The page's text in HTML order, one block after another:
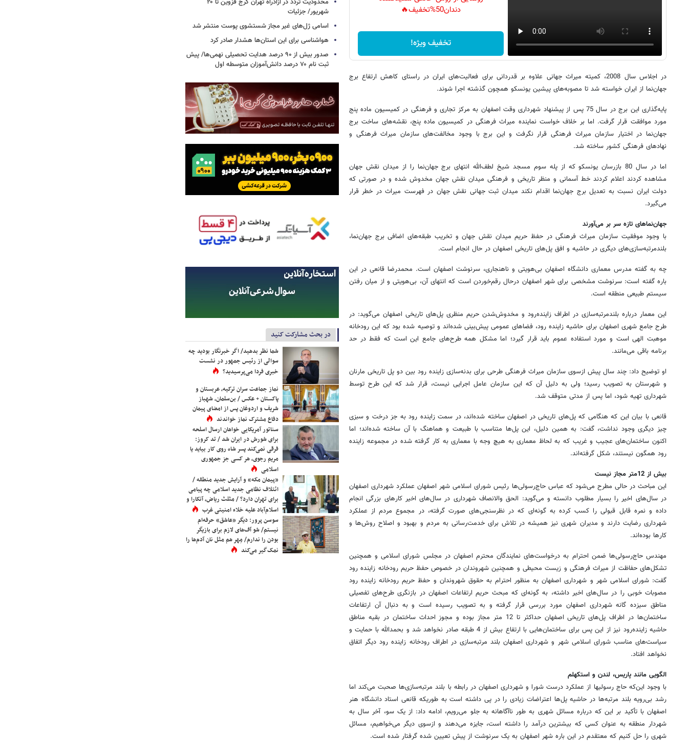
دندان50%تخفیف🔥
تخفیف ویژه!
در اجلاس سال 2008، کمیته‌ میراث جهانی علاوه بر قدردانی برای فعالیت‌های ایران در راستای کاهش ارتفاع برج
جهان‌نما از ایران خواسته شد تا مصوبه‌های پیشین یونسکو همچون گذشته اجرا شوند.
پایه‌گذاری این برج در سال 75 پس از پیشنهاد شهرداری وقت اصفهان به مرکز تجاری و فرهنگی در کمیسیون ماده پنج
مورد موافقت قرار گرفت. اما بر خلاف خواست نماینده میراث فرهنگی در کمیسیون ماده پنج، نقشه‌های ساخت برج
جهان‌نما در اختیار سازمان میراث فرهنگی قرار نگرفت و این برج با وجود مخالفت‌های سازمان میراث فرهنگی و
نهادهای فرهنگی کشور ساخته شد.
اما در سال 80 بازرسان یونسکو که از پله سوم مسجد شیخ لطف‌الله انتهای برج جهان‌نما را از میدان نقش جهان
مشاهده کردند اعلام کردند خط آسمانی و منظر تاریخی و فرهنگی میدان نقش جهان مخدوش شده و در صورتی که
دولت ایران نسبت به تعدیل برج جهان‌نما اقدام نکند میدان ثبت جهانی نقش جهان در فهرست میراث در خطر قرار
می‌گیرد.
جهان‌نماهای تازه سر بر می‌آورند
با وجود موفقیت سازمان میراث فرهنگی در حفظ حریم میدان نقش جهان و تخریب طبقه‌های اضافی برج جهان‌نما،
بلندمرتبه‌سازی‌های دیگری در حاشیه و افق پل‌های تاریخی اصفهان در حال انجام است.
چه به گفته مدرس معماری دانشگاه اصفهان بی‌هویتی و ناهنجاری، سرنوشت اصفهان است. محمدرضا قانعی در این
باره گفته است: سرنوشت مشخصی برای شهر اصفهان درحال رقم‌خوردن است که انتهای آن، بی‌هویتی و از میان رفتن
سیستم طبیعی منطقه است.
این معمار درباره بلندمرتبه‌سازی در اطراف زاینده‌رود و مخدوش‌شدن حریم منظری پل‌های تاریخی اصفهان می‌گوید: در
طرح جامع شهری اصفهان برای حاشیه زاینده رود، فضاهای عمومی پیش‌بینی شده‌اند و توصیه شده بود که این رودخانه
موهبت الهی است و مورد استفاده عموم باید قرار گیرد؛ اما مشکل همه طرح‌های جامع این است که فقط در حد
برنامه باقی می‌مانند.
او توضیح داد: چند سال پیش ازسوی سازمان میراث فرهنگی طرحی برای بدنه‌سازی زاینده رود بین دو پل تاریخی مارنان
و شهرستان به تصویب رسید؛ ولی به دلیل آن که این سازمان عامل اجرایی نیست، قرار شد که این طرح توسط
شهرداری تهیه شود، اما پس از مدتی متوقف شد.
قانعی با بیان این که هنگامی که پل‌های تاریخی در اصفهان ساخته شده‌اند، در سمت زاینده رود به جز درخت و سبزی
چیز دیگری وجود نداشت، گفت: به همین دلیل، این پل‌ها متناسب با طبیعت و هماهنگ با آن ساخته شده‌اند؛ اما
اکنون ساختمان‌های عجیب و غریب که به لحاظ معماری به هیچ وجه با معماری به کار گرفته شده در مجموعه زاینده
رود همگون نیستند، شکل گرفته‌اند.
بیش از 12متر مجاز نیست
این مباحث در حالی مطرح می‌شود که عباس حاج‌رسولی‌ها رئیس شورای اسلامی شهر اصفهان عملکرد شهرداری اصفهان
در سال‌های اخیر را بسیار مطلوب دانسته و می‌گوید: الحق والانصاف شهرداری در سال‌های اخیر کارهای بزرگی انجام
داده و نمره قابل قبولی را کسب کرده به گونه‌ای که در نظرسنجی‌های صورت گرفته، در مجموع مردم از عملکرد
شهرداری رضایت دارند و مدیران شهری نیز همیشه در تلاش برای خدمت‌رسانی به مردم و بهبود و اصلاح روش‌ها و
کارها بوده‌اند.
مهندس حاج‌رسولی‌ها ضمن احترام به درخواست‌های نمایندگان محترم اصفهان در مجلس شورای اسلامی ‌و همچنین
تشکل‌های حفاظت از میراث فرهنگی و زیست محیطی و همچنین شهروندان در خصوص حفظ حریم رودخانه زاینده رود
گفت: شورای اسلا‌می ‌شهر و شهرداری اصفهان به منظور احترام به حقوق شهروندان و حفظ حریم رودخانه زاینده رود
مصوبات خوبی را در سال‌های اخیر داشته، به گونه‌ای که مبحث حریم ارتفاعات اصفهان در بازنگری طرح‌های تفصیلی
مناطق سیزده گانه شهرداری اصفهان مورد بررسی قرار گرفته و به تصویب رسیده است و به دنبال آن ارتفاعات
ساختمان‌ها در اطراف پل‌های تاریخی اصفهان حداکثر تا 12 متر مجاز بوده و مجوز احداث ساختمان در بقیه مناطق
حاشیه زاینده‌رود نیز از این پس برای ساختمان‌هایی با ارتفاع بیش از 4 طبقه صادر نخواهد شد و بحمدالله با حمایت و
سیاست‌های مناسب شورای اسلامی ‌شهر و شهرداری اصفهان بلند مرتبه‌سازی در اطراف رودخانه زاینده رود دیگر اتفاق
نخواهد افتاد.
الگویی مانند پاریس، لندن و استکهلم
با وجود این‌که حاج رسولیها از عملکرد درست شورا و شهرداری اصفهان در رابطه با بلند مرتبه‌سازی‌ها صحبت می‌کند اما
رشد بی‌رویه بلند مرتبه‌ها در حاشیه پل‌ها اعتراضات زیادی را در پی داشته است به طوریکه قانعی استاد دانشگاه هنر
اصفهان با تأکید بر این که درباره مسائل شهری به طور ناآگاهانه به جلو می‌رویم، ادامه داد: از یک سو، آخر سال به
شهردار منطقه به عنوان کسی که بیشترین درآمد را داشته است، جایزه می‌دهند و ازسوی دیگر می‌خواهیم، مسائل
شهری را حل کنیم که معتقدم در این باره شهر اصفهان به یک سرنوشت از پیش تعیین شده گرفتار شده است.
محدودیت تردد در آزادراه تهران کرج قزوین تا ۲۰
شهریور/ جزئیات
اسامی ژل‌های غیر مجاز شستشوی پوست منتشر شد
هواشناسی برای این استان‌ها هشدار صادر کرد
صدور بیش از ۹۰ درصد هدایت تحصیلی نهمی‌ها/ پیش
ثبت نام ۷۰ درصد دانش‌آموزان متوسطه اول
در بحث مشارکت کنید
شما نظر بدهید/ اگر خبرنگار بودید چه
سوالی از رئیس جمهور در نشست
خبری فردا می‌پرسیدید؟
نماز جماعت سران ترکیه، عربستان و
پاکستان + عکس / بن‌سلمان، شهباز
شریف و اردوغان پس از امضای پیمان
دفاع مشترک نماز خواندند
سناتور آمریکایی خواهان ارسال اسلحه
برای شورش در ایران شد / تد کروز:
فرقی نمی‌کند پسر شاه روی کار بیاید یا
مریم رجوی، هر کسی جز جمهوری
اسلامی
«پیمان مکه» و آرایش جدید منطقه /
ائتلاف نظامی جدید اسلامی چه پیامی
برای تهران دارد؟ / مثلث ریاض، آنکارا و
اسلام‌آباد علیه خلاء امنیتی غرب
سوسن پرور: دیگر «عاشق» حرفه‌ام
نیستم/ شو آف‌های لازم برای بازیگر
بودن را ندارم/ مِهر هم مثل نان آدم‌ها را
نمک‌گیر می‌کند